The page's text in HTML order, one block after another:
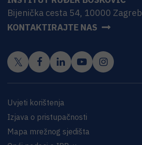
Bijenička cesta 54, 10000 Zagreb
KONTAKTIRAJTE NAS
Uvjeti korištenja
Izjava o pristupačnosti
Mapa mrežnog sjedišta